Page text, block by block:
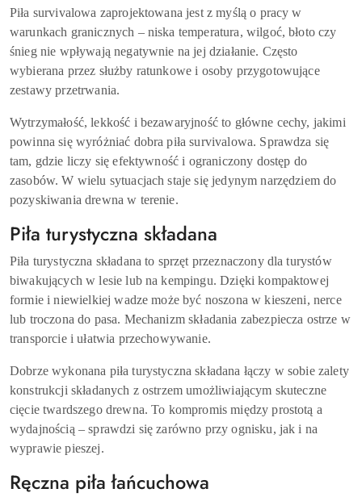
Piła survivalowa zaprojektowana jest z myślą o pracy w
warunkach granicznych – niska temperatura, wilgoć, błoto czy
śnieg nie wpływają negatywnie na jej działanie. Często
wybierana przez służby ratunkowe i osoby przygotowujące
zestawy przetrwania.
Wytrzymałość, lekkość i bezawaryjność to główne cechy, jakimi
powinna się wyróżniać dobra piła survivalowa. Sprawdza się
tam, gdzie liczy się efektywność i ograniczony dostęp do
zasobów. W wielu sytuacjach staje się jedynym narzędziem do
pozyskiwania drewna w terenie.
Piła turystyczna składana
Piła turystyczna składana to sprzęt przeznaczony dla turystów
biwakujących w lesie lub na kempingu. Dzięki kompaktowej
formie i niewielkiej wadze może być noszona w kieszeni, nerce
lub troczona do pasa. Mechanizm składania zabezpiecza ostrze w
transporcie i ułatwia przechowywanie.
Dobrze wykonana piła turystyczna składana łączy w sobie zalety
konstrukcji składanych z ostrzem umożliwiającym skuteczne
cięcie twardszego drewna. To kompromis między prostotą a
wydajnością – sprawdzi się zarówno przy ognisku, jak i na
wyprawie pieszej.
Ręczna piła łańcuchowa